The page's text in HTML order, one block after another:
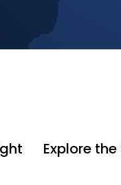
Explore the